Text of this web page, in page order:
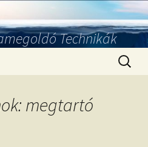
Technikák
megtartó